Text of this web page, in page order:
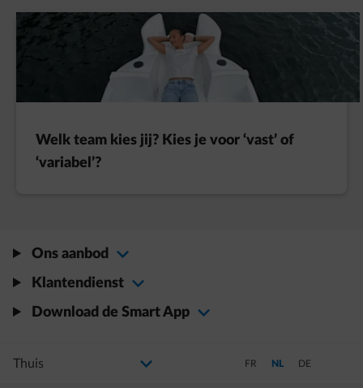
Welk team kies jij? Kies je voor ‘vast’ of
‘variabel’?
Ons aanbod
Klantendienst
Download de Smart App
Selecteer uw profiel
Als u de selectie wijzigt, gaat u naar een nieuwe pagina Schakel over naar Frans
FR Schakel over naar
NL Schakel over
DE